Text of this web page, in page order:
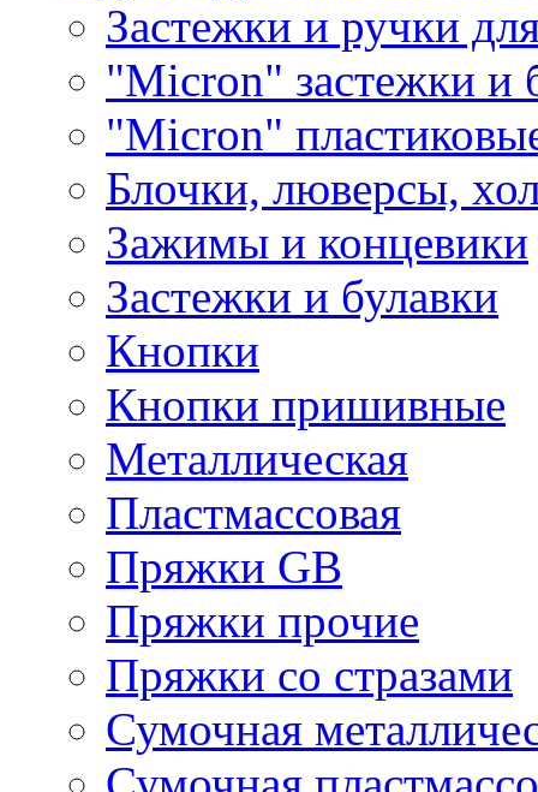
Застежки и ручки
"Micron" застежки и
"Micron"
Блочки, люверсы,
Зажимы и концевики
Застежки и булавки
Кнопки
Кнопки пришивные
Металлическая
Пластмассовая
Пряжки GB
Пряжки прочие
Пряжки со стразами
Сумочная